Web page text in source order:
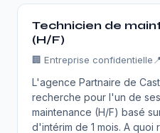
Technicien de
(H/F)
🏢 Entreprise confidentielle
L'agence Partnaire de
recherche pour l'un de
maintenance (H/F) basé
d'intérim de 1 mois. A